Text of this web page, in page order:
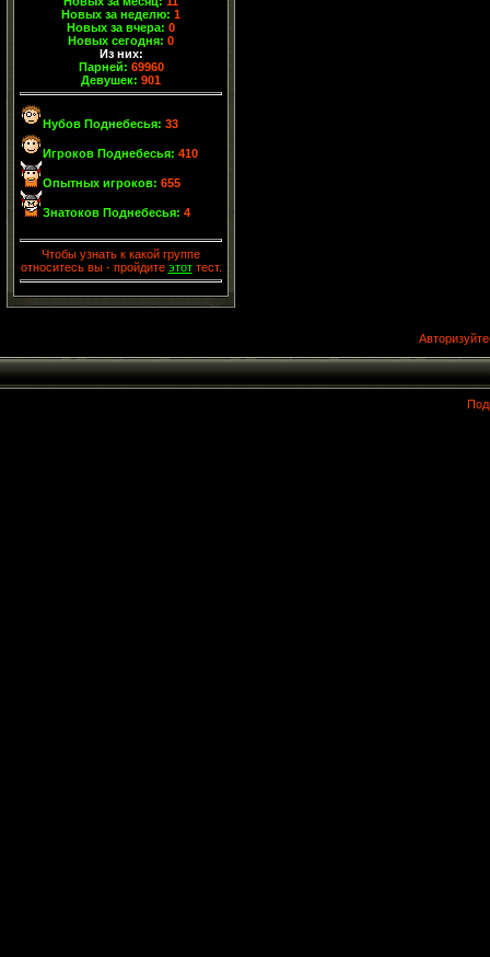
Новых за неделю: 1
Новых за вчера: 0
Новых сегодня: 0
Из них:
Парней: 69960
Девушек: 901
Нубов Поднебесья: 33
Игроков Поднебесья: 410
Опытных игроков: 655
Знатоков Поднебесья: 4
Чтобы узнать к какой группе
относитесь вы - пройдите этоттест.